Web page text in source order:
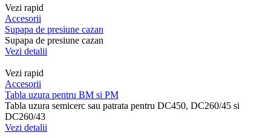
Vezi rapid
Accesorii
Supapa de presiune cazan
Supapa de presiune cazan
Vezi detalii
Vezi rapid
Accesorii
Tabla uzura pentru BM si PM
Tabla uzura semicerc sau patrata pentru DC450, DC260/45 si
DC260/43
Vezi detalii